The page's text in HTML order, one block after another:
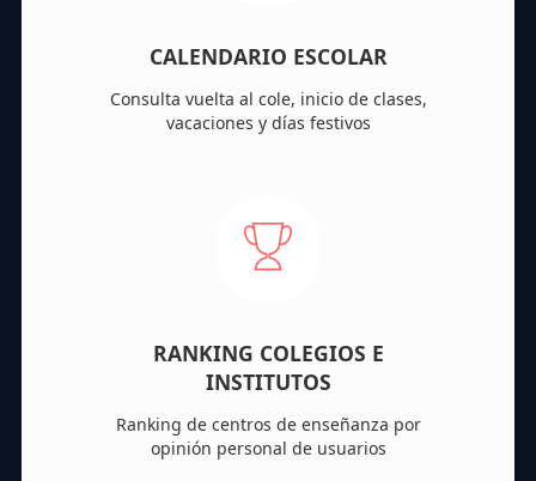
CALENDARIO ESCOLAR
Consulta vuelta al cole, inicio de clases,
vacaciones y días festivos
RANKING COLEGIOS E
INSTITUTOS
Ranking de centros de enseñanza por
opinión personal de usuarios